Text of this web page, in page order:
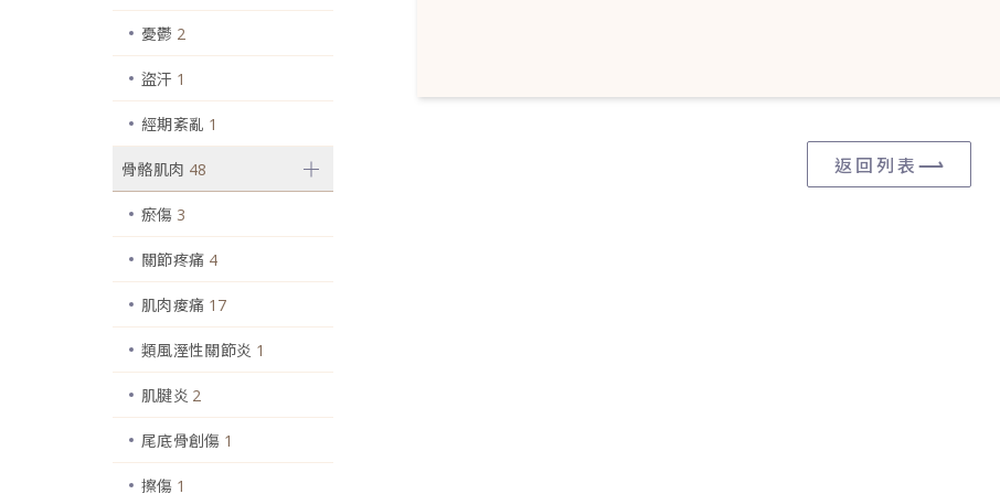
憂鬱 2
盜汗 1
經期紊亂 1
骨骼肌肉 48
瘀傷 3
關節疼痛 4
肌肉痠痛 17
類風溼性關節炎 1
肌腱炎 2
尾底骨創傷 1
擦傷 1
返回列表